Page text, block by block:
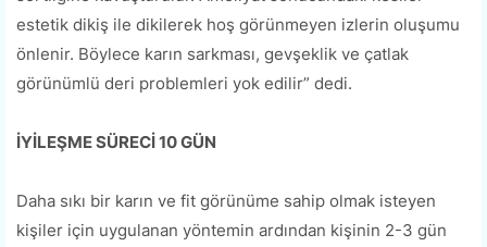
estetik dikiş ile dikilerek hoş görünmeyen izlerin oluşumu
önlenir. Böylece karın sarkması, gevşeklik ve çatlak
görünümlü deri problemleri yok edilir” dedi.
İYİLEŞME SÜRECİ 10 GÜN
Daha sıkı bir karın ve fit görünüme sahip olmak isteyen
kişiler için uygulanan yöntemin ardından kişinin 2-3 gün